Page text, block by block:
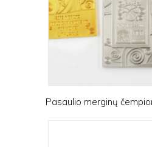
Pasaulio merginų